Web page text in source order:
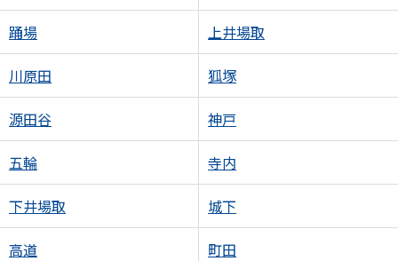
踊場 上井場取
川原田 狐塚
源田谷 神戸
五輪 寺内
下井場取 城下
高道 町田